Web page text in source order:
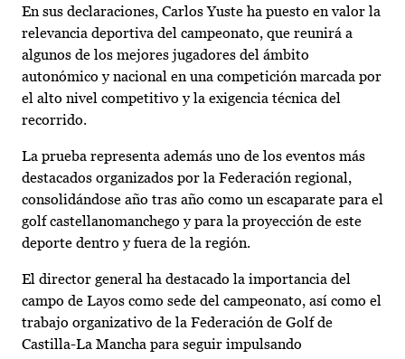
En sus declaraciones, Carlos Yuste ha puesto en valor la
relevancia deportiva del campeonato, que reunirá a
algunos de los mejores jugadores del ámbito
autonómico y nacional en una competición marcada por
el alto nivel competitivo y la exigencia técnica del
recorrido.
La prueba representa además uno de los eventos más
destacados organizados por la Federación regional,
consolidándose año tras año como un escaparate para el
golf castellanomanchego y para la proyección de este
deporte dentro y fuera de la región.
El director general ha destacado la importancia del
campo de Layos como sede del campeonato, así como el
trabajo organizativo de la Federación de Golf de
Castilla-La Mancha para seguir impulsando